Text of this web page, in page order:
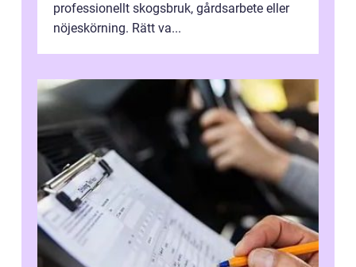
professionellt skogsbruk, gårdsarbete eller
nöjeskörning. Rätt va...